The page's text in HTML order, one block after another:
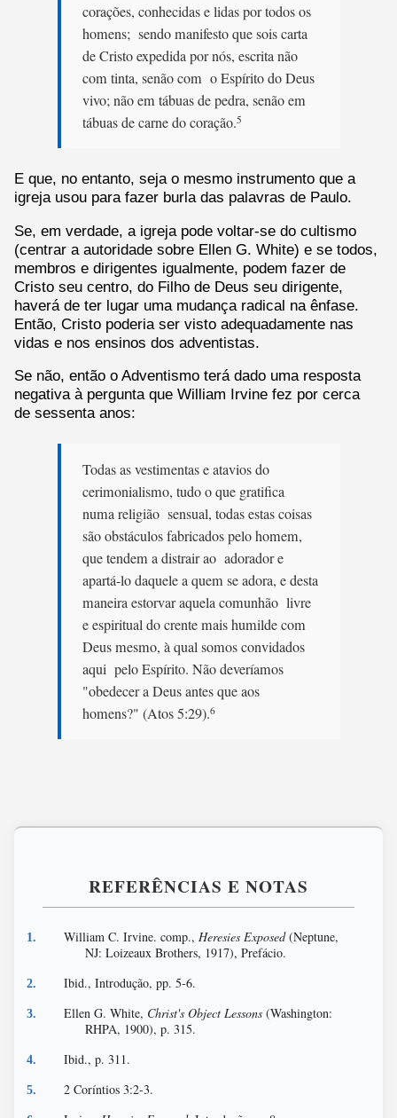
corações, conhecidas e lidas por todos os
homens; sendo manifesto que sois carta
de Cristo expedida por nós, escrita não
com tinta, senão com o Espírito do Deus
vivo; não em tábuas de pedra, senão em
tábuas de carne do coração.5
E que, no entanto, seja o mesmo instrumento que a
igreja usou para fazer burla das palavras de Paulo.
Se, em verdade, a igreja pode voltar-se do cultismo
(centrar a autoridade sobre Ellen G. White) e se todos,
membros e dirigentes igualmente, podem fazer de
Cristo seu centro, do Filho de Deus seu dirigente,
haverá de ter lugar uma mudança radical na ênfase.
Então, Cristo poderia ser visto adequadamente nas
vidas e nos ensinos dos adventistas.
Se não, então o Adventismo terá dado uma resposta
negativa à pergunta que William Irvine fez por cerca
de sessenta anos:
Todas as vestimentas e atavios do
cerimonialismo, tudo o que gratifica
numa religião sensual, todas estas coisas
são obstáculos fabricados pelo homem,
que tendem a distrair ao adorador e
apartá-lo daquele a quem se adora, e desta
maneira estorvar aquela comunhão livre
e espiritual do crente mais humilde com
Deus mesmo, à qual somos convidados
aqui pelo Espírito. Não deveríamos
"obedecer a Deus antes que aos
homens?" (Atos 5:29).6
REFERÊNCIAS E NOTAS
William C. Irvine. comp., Heresies Exposed(Neptune,
NJ: Loizeaux Brothers, 1917), Prefácio.
Ibid., Introdução, pp. 5-6.
Ellen G. White, Christ's Object Lessons (Washington:
RHPA, 1900), p. 315.
Ibid., p. 311.
2 Coríntios 3:2-3.